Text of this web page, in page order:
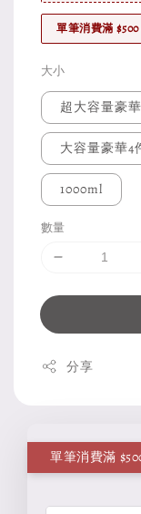
單筆消費滿
大小
超大容量豪
大容量豪華4
1000ml
數量
分享